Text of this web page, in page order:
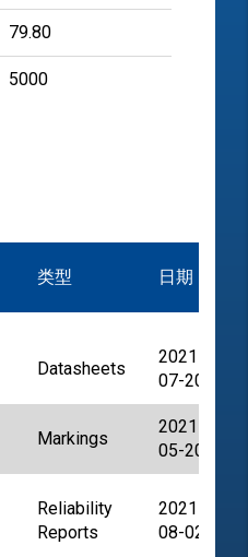
79.80
5000
类型 日期
Datasheets
2021-
07-20
Markings
2021-
05-20
Reliability
Reports
2021-
08-02